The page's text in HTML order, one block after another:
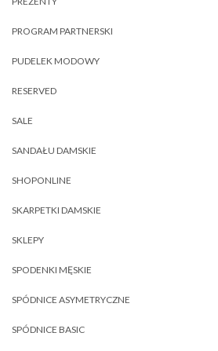
PROGRAM PARTNERSKI
PUDELEK MODOWY
RESERVED
SALE
SANDAŁU DAMSKIE
SHOPONLINE
SKARPETKI DAMSKIE
SKLEPY
SPODENKI MĘSKIE
SPÓDNICE ASYMETRYCZNE
SPÓDNICE BASIC